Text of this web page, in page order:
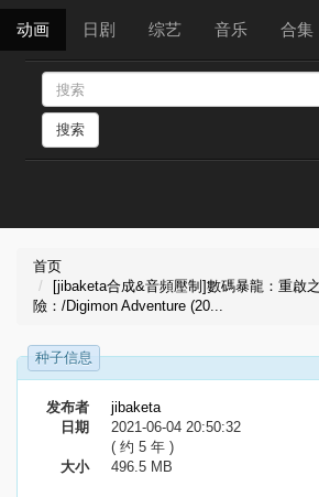
动画 日剧 综艺 音乐 合集
搜索
首页
[jibaketa合成&音頻壓制]數碼暴龍：重啟
險：/Digimon Adventure (20...
种子信息
发布者
jibaketa
日期
2021-06-04 20:50:32
( 约 5 年 )
大小
496.5 MB